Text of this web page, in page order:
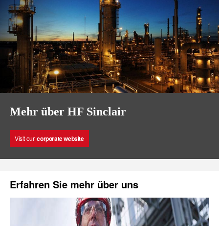
Mehr über HF Sinclair
Visit our corporate website
Erfahren Sie mehr über uns